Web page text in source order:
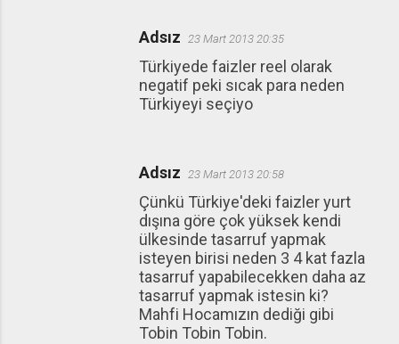
Adsız 23 Mart 2013 20:35
Türkiyede faizler reel olarak
negatif peki sıcak para neden
Türkiyeyi seçiyo
Adsız 23 Mart 2013 20:58
Çünkü Türkiye'deki faizler yurt
dışına göre çok yüksek kendi
ülkesinde tasarruf yapmak
isteyen birisi neden 3 4 kat fazla
tasarruf yapabilecekken daha az
tasarruf yapmak istesin ki?
Mahfi Hocamızın dediği gibi
Tobin Tobin Tobin.